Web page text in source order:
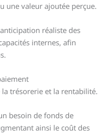
une valeur ajoutée perçue.
réaliste des
internes, afin
trésorerie et la rentabilité.
besoin de fonds de
ainsi le coût des